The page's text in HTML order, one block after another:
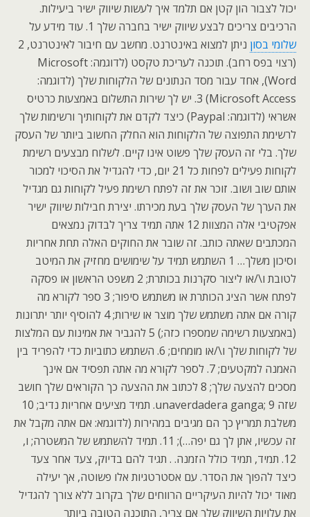
יכול לצבור הון קטן אם תלמד איך לעשות שיווק ישיר ביעילות.
הרכיבים צריכים לבצע שיווק ישיר בחברה שלך 1. עוד מידע על
שלומי בסון
ניתן למצוא באינטרנט. מחשב עם חיבור לאינטרנט, 2
(רצוי בפס רחב). תוכנה לעריכת טקסט (לדוגמה: Microsoft
Word), אחד עבור מסד הנתונים של הלקוחות שלך (לדוגמה:
Microsoft Access) 3. יש לך שירות התשלום באמצעות כרטיס
אשראי (לדוגמה: Paypal) כיצד לקדם את לקוחותיך ורשימות שלך
לרשימת התפוצה של הלקוחות הוא החלק החשוב ביותר של העסק
שלך. בלי זה העסק שלך פשוט אינו קיים. לשלוח מבצעים רשימת
לקוחות פעילים לפחות כל 21 יום, כדי להגדיל את הסיכוי למכור
אותם שוב ושוב. זוכר את זה לפתח רשימת פעיל לקוחות גם מגדיל
את הערך של העסק שלך בעת מכירתו. יצירת חבילות שיווק ישיר
אפקטיבי אלה המצוות 12 אתה תמיד צריך לבדוק נמצאים
המכתבים שאתה כותב. זה שובר את החוקים האלה תחת אחריות
וסיכון משלך… 1 השתמש תמיד על שימושים מחזיק את המיטב
לטובת ו\/או ליצור סקרנות בכותרת; 2 משפט הראשון או פסקה
לפתח אשר הציג הכותרת או משתמש סיפור; 3 ספר לקורא מה
קורה אם אתה משתמש שלך מוצר או שירות; 4 להוסיף יותר יתרונות
(באמצעות רשימה שמספרו כזה;) 5 להגביר את אמינות עם המלצות
של לקוחות שלך ו\/או מומחים; 6. השתמש כתוביות כדי להפריד בין
האמנה למקטעים; 7. לספר לקורא מה אתה תפסיד אם אינך
מסכים להצעה שלך; 8 לכתוב את ההצעה כך הקוראים שלך חושב
שזה unaverdadera ganga; 9. תמיד מציעים אחריות נדיב; 10
משלבת תמריץ כך הם מגיבים במהירות (לדוגמא: אם אתה מקבל את
זה עכשיו, אתן לך גם יפה…); 11. תמיד להשתמש של המשטרה; ו,
12. תמיד, תמיד כולל הזמנה. . תגיד להם בדיוק, צעד אחר צעד
כיצד להפוך את הסדר. עם אסטרטגיות אלו פשוטה, אך יעילה
מאוד יכול להיות העיקריים הרווחים שלך בקרוב ללא צורך להגדיל
את עלויות השיווק שלך אם צריך, התוכנה הטובה ביותר